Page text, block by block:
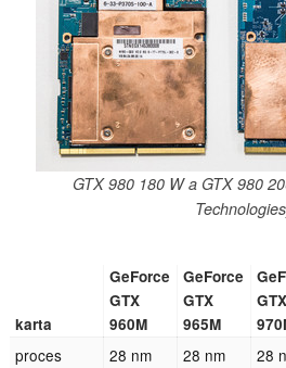
GTX 980 180 W a GTX 980
karta
GeForce
GTX
960M
GeForce
GTX
965M
GTX
proces 28 nm 28 nm 28